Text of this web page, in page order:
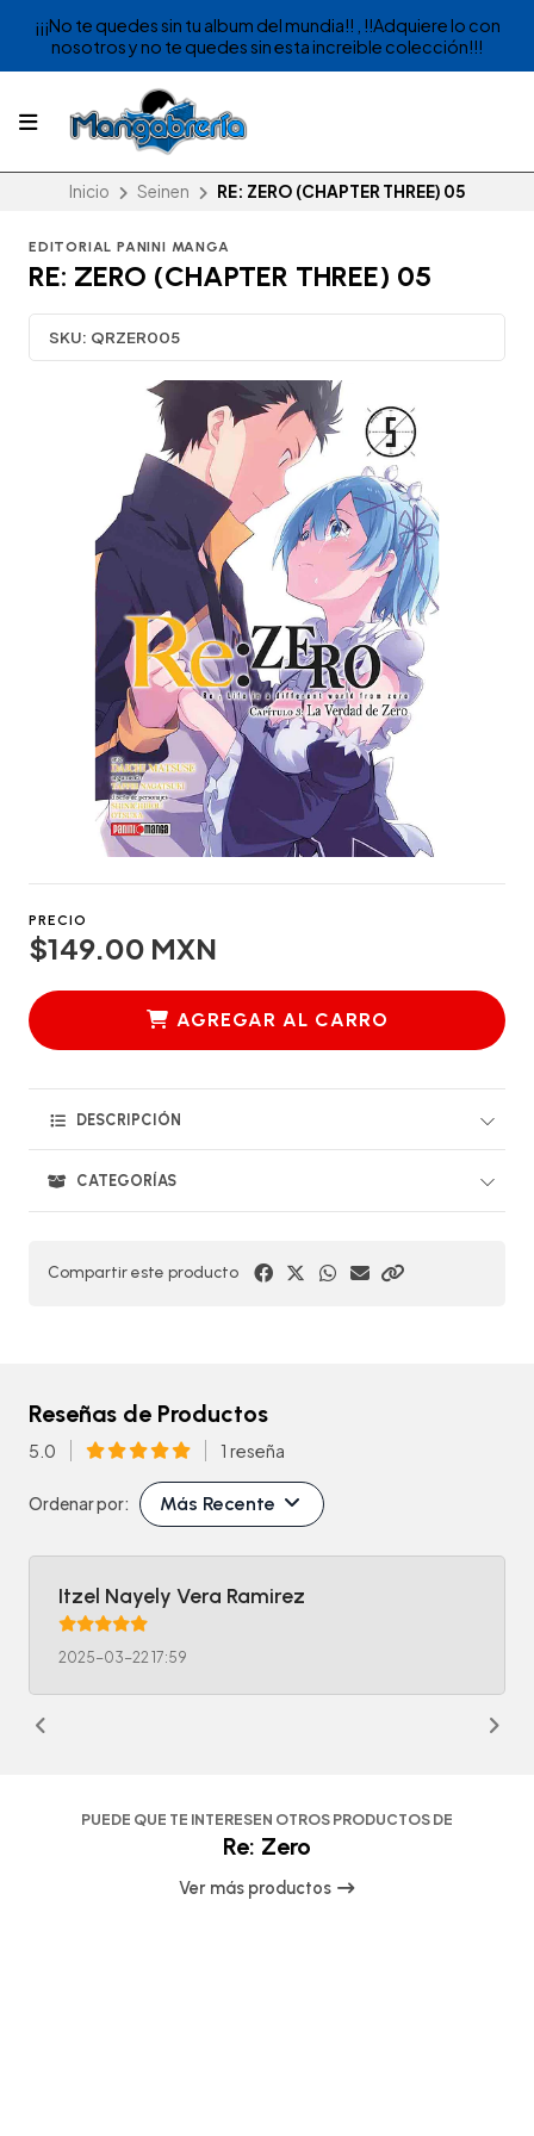
¡¡¡No te quedes sin tu album del mundia!! , !!Adquiere lo con
nosotros y no te quedes sin esta increible colección!!!
Inicio Seinen RE: ZERO (CHAPTER THREE) 05
EDITORIAL PANINI MANGA
RE: ZERO (CHAPTER THREE) 05
SKU: QRZER005
PRECIO
$149.00 MXN
AGREGAR AL CARRO
DESCRIPCIÓN
CATEGORÍAS
Compartir este producto
Reseñas de Productos
5.0 1 reseña
Ordenar por: Más Recente
Itzel Nayely Vera Ramirez
2025-03-22 17:59
PUEDE QUE TE INTERESEN OTROS PRODUCTOS DE
Re: Zero
Ver más productos